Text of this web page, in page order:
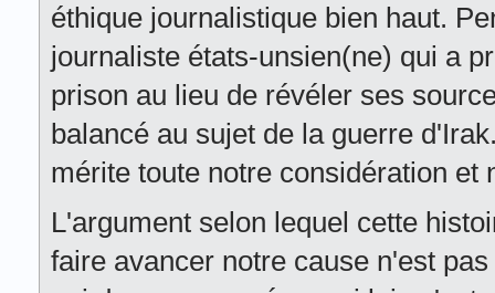
éthique journalistique bien haut.
journaliste états-unsien(ne) qui a
prison au lieu de révéler ses
balancé au sujet de la guerre
mérite toute notre considération et
L'argument selon lequel cette
faire avancer notre cause n'est